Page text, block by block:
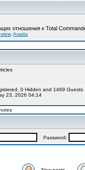
отношения к Total
view, Avada
0 Hidden and 1469
23, 2026 04:14
Password: